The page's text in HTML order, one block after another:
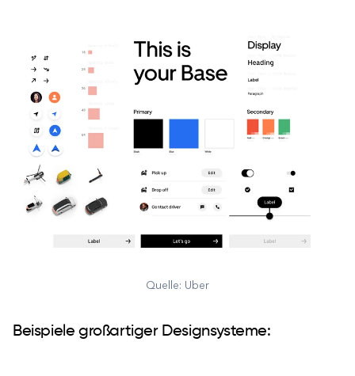
Quelle: Uber
Beispiele großartiger Designsysteme: